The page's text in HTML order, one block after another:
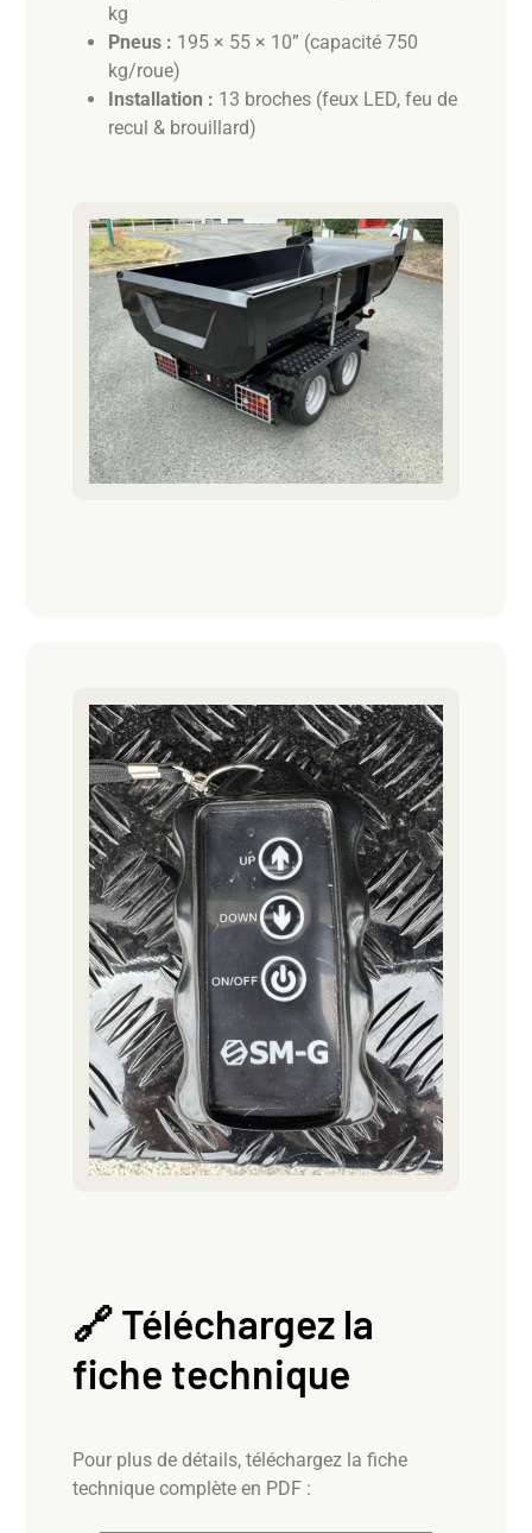
kg
Pneus : 195 × 55 × 10” (capacité 750
kg/roue)
Installation : 13 broches (feux LED, feu de
recul & brouillard)
🔗 Téléchargez la
fiche technique
Pour plus de détails, téléchargez la fiche
technique complète en PDF :